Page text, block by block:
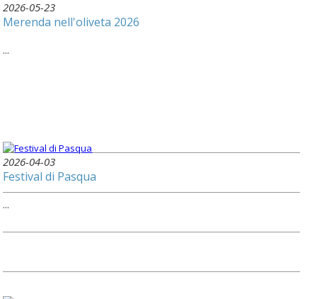
2026-05-23
Merenda nell'oliveta 2026
...
2026-04-03
Festival di Pasqua
...